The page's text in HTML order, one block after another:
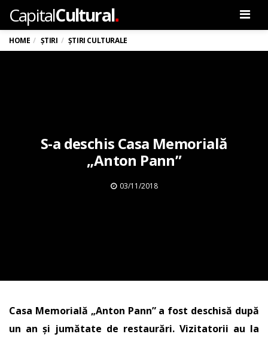
CapitalCultural.
HOME ȘTIRI ȘTIRI CULTURALE
S-a deschis Casa Memorială
„Anton Pann”
03/11/2018
Casa Memorială „Anton Pann” a fost deschisă după
un an și jumătate de restaurări. Vizitatorii au la